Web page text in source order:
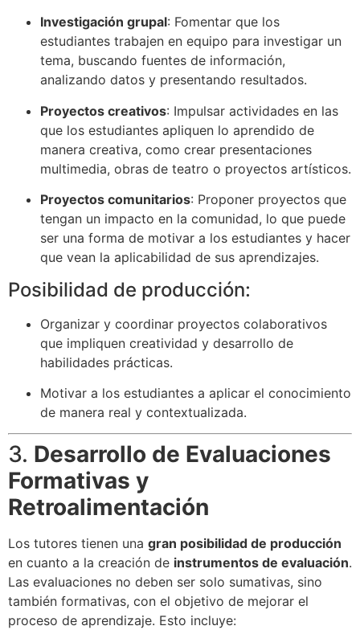
Investigación grupal: Fomentar que los
estudiantes trabajen en equipo para investigar un
tema, buscando fuentes de información,
analizando datos y presentando resultados.
Proyectos creativos: Impulsar actividades en las
que los estudiantes apliquen lo aprendido de
manera creativa, como crear presentaciones
multimedia, obras de teatro o proyectos artísticos.
Proyectos comunitarios: Proponer proyectos que
tengan un impacto en la comunidad, lo que puede
ser una forma de motivar a los estudiantes y hacer
que vean la aplicabilidad de sus aprendizajes.
Posibilidad de producción:
Organizar y coordinar proyectos colaborativos
que impliquen creatividad y desarrollo de
habilidades prácticas.
Motivar a los estudiantes a aplicar el conocimiento
de manera real y contextualizada.
3. Desarrollo de Evaluaciones
Formativas y
Retroalimentación
Los tutores tienen una gran posibilidad de producción
en cuanto a la creación de instrumentos de evaluación.
Las evaluaciones no deben ser solo sumativas, sino
también formativas, con el objetivo de mejorar el
proceso de aprendizaje. Esto incluye: